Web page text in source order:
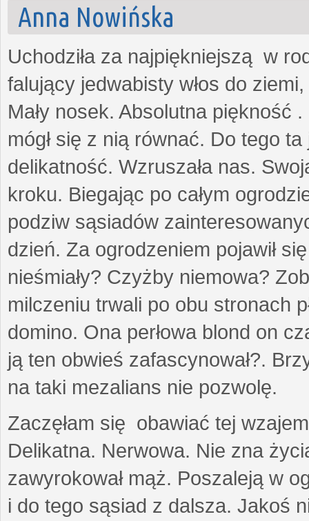
Anna Nowińska
Uchodziła za najpiękniejszą w
falujący jedwabisty włos do
Mały nosek. Absolutna piękność
mógł się z nią równać. Do tego
delikatność. Wzruszała nas.
kroku. Biegając po całym
podziw sąsiadów
dzień. Za ogrodzeniem pojawił
nieśmiały? Czyżby niemowa?
milczeniu trwali po obu stronach
domino. Ona perłowa blond on
ją ten obwieś zafascynował?.
na taki mezalians nie pozwolę.
Zaczęłam się obawiać tej
Delikatna. Nerwowa. Nie zna
zawyrokował mąż. Poszaleją w
i do tego sąsiad z dalsza. Jakoś